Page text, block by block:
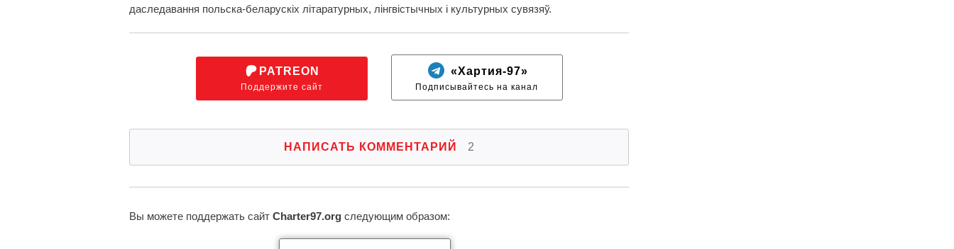
даследавання польска-беларускіх літаратурных, лінгвістычных і культурных сувязяў.
PATREON
Поддержите сайт
«Хартия-97»
Подписывайтесь на канал
НАПИСАТЬ КОММЕНТАРИЙ 2
Вы можете поддержать сайт Charter97.org следующим образом: